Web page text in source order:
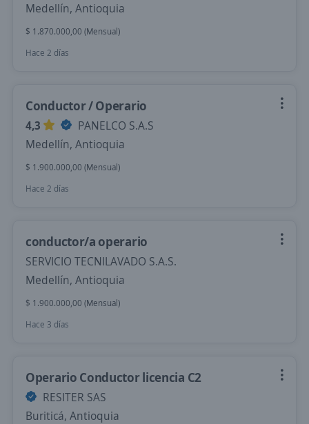
Medellín, Antioquia
$ 1.870.000,00 (Mensual)
Hace 2 días
Conductor / Operario
4,3
PANELCO S.A.S
Medellín, Antioquia
$ 1.900.000,00 (Mensual)
Hace 2 días
conductor/a operario
SERVICIO TECNILAVADO S.A.S.
Medellín, Antioquia
$ 1.900.000,00 (Mensual)
Hace 3 días
Operario Conductor licencia C2
RESITER SAS
Buriticá, Antioquia